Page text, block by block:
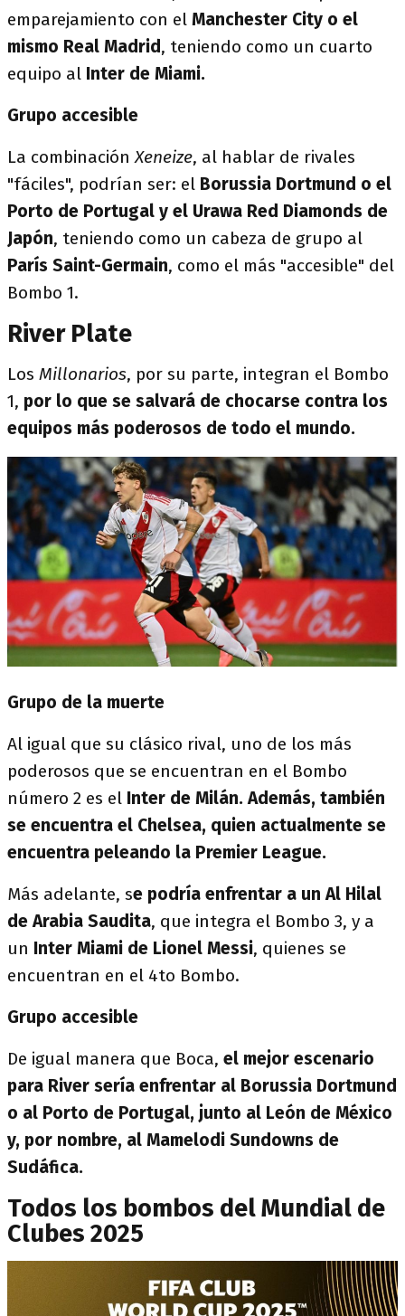
emparejamiento con el Manchester City o el
mismo Real Madrid , teniendo como un cuarto
equipo al Inter de Miami.
Grupo accesible
La combinación Xeneize, al hablar de rivales
"fáciles", podrían ser: el Borussia Dortmund o el
Porto de Portugal y el Urawa Red Diamonds de
Japón, teniendo como un cabeza de grupo al
París Saint-Germain, como el más "accesible" del
Bombo 1.
River Plate
Los Millonarios, por su parte, integran el Bombo
1, por lo que se salvará de chocarse contra los
equipos más poderosos de todo el mundo.
Grupo de la muerte
Al igual que su clásico rival, uno de los más
poderosos que se encuentran en el Bombo
número 2 es el Inter de Milán. Además, también
se encuentra el Chelsea, quien actualmente se
encuentra peleando la Premier League.
Más adelante, se podría enfrentar a un Al Hilal
de Arabia Saudita, que integra el Bombo 3, y a
un Inter Miami de Lionel Messi, quienes se
encuentran en el 4to Bombo.
Grupo accesible
De igual manera que Boca, el mejor escenario
para River sería enfrentar al Borussia Dortmund
o al Porto de Portugal, junto al León de México
y, por nombre, al Mamelodi Sundowns de
Sudáfica.
Todos los bombos del Mundial de
Clubes 2025